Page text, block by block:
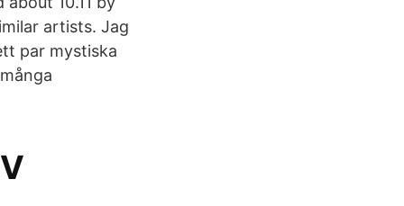
artists. Jag
par mystiska